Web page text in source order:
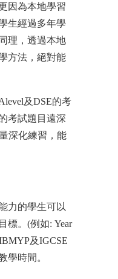
因為本地學習
生經過多年學
理，透過本地
方法，絕對能
及DSE的考
考試題目遠深
深化練習，能
力的學生可以
標。(例如: Year
及IGCSE
學時間。